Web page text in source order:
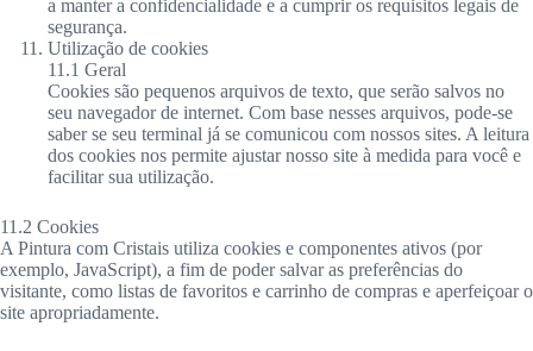
a manter a confidencialidade e a cumprir os requisitos legais de
segurança.
Utilização de cookies
11.1 Geral
Cookies são pequenos arquivos de texto, que serão salvos no
seu navegador de internet. Com base nesses arquivos, pode-se
saber se seu terminal já se comunicou com nossos sites. A leitura
dos cookies nos permite ajustar nosso site à medida para você e
facilitar sua utilização.
11.2 Cookies
A Pintura com Cristais utiliza cookies e componentes ativos (por
exemplo, JavaScript), a fim de poder salvar as preferências do
visitante, como listas de favoritos e carrinho de compras e aperfeiçoar o
site apropriadamente.